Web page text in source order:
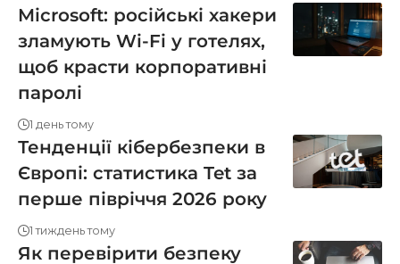
Microsoft: російські хакери
зламують Wi-Fi у готелях,
щоб красти корпоративні
паролі
1 день тому
Тенденції кібербезпеки в
Європі: статистика Tet за
перше півріччя 2026 року
1 тиждень тому
Як перевірити безпеку